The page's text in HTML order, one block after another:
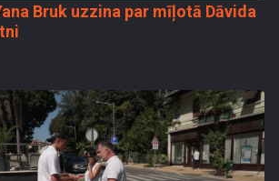
Bruk uzzina par mīļotā Dāvida